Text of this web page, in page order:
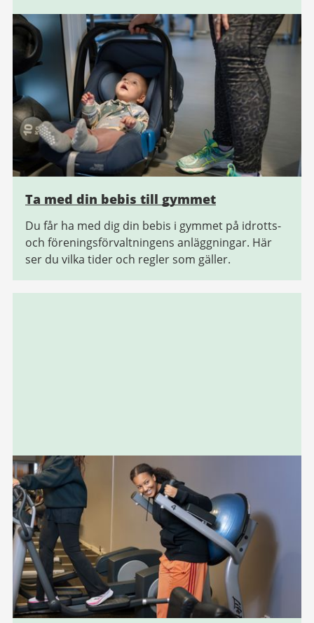
Ta med din bebis till gymmet
Du får ha med dig din bebis i gymmet på idrotts-
och föreningsförvaltningens anläggningar. Här
ser du vilka tider och regler som gäller.